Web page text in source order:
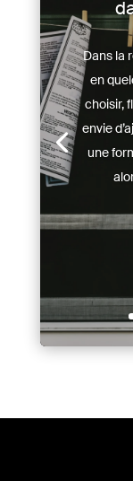
Dans la
en
choisir,
envie
une